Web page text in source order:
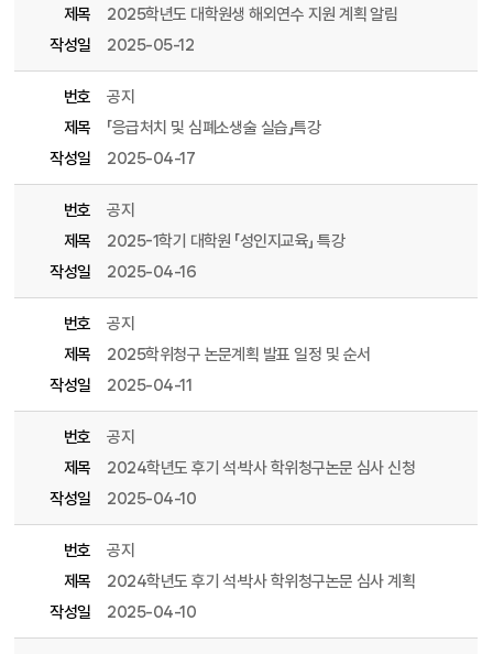
제목
2025학년도 대학원생 해외연수 지원 계획 알림
작성일
2025-05-12
번호
공지
제목
「응급처치 및 심폐소생술 실습」특강
작성일
2025-04-17
번호
공지
제목
2025-1학기 대학원 「성인지교육」 특강
작성일
2025-04-16
번호
공지
제목
2025학위청구 논문계획 발표 일정 및 순서
작성일
2025-04-11
번호
공지
제목
2024학년도 후기 석·박사 학위청구논문 심사 신청
작성일
2025-04-10
번호
공지
제목
2024학년도 후기 석·박사 학위청구논문 심사 계획
작성일
2025-04-10